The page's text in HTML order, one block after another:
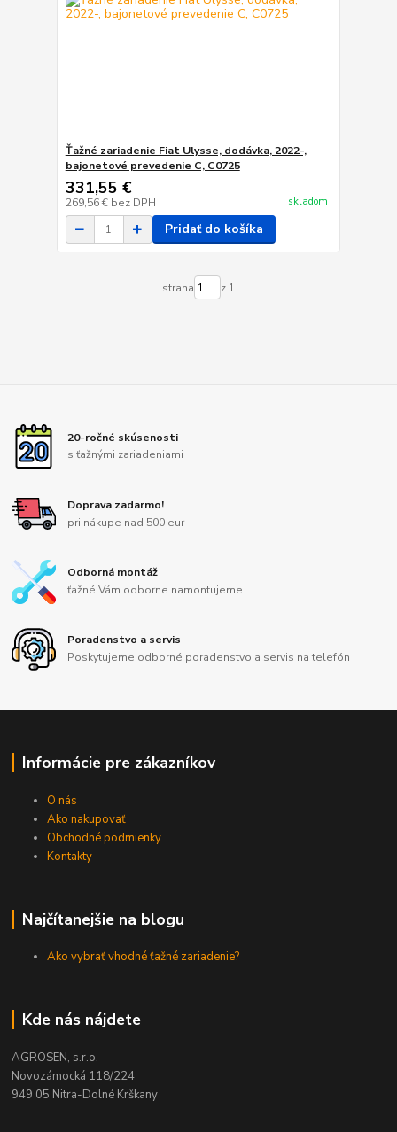
Ťažné zariadenie Fiat Ulysse, dodávka, 2022-,
bajonetové prevedenie C, C0725
331,55 €
269,56 € bez DPH skladom
Pridať do košíka
strana z 1
20-ročné skúsenosti
s ťažnými zariadeniami
Doprava zadarmo!
pri nákupe nad 500 eur
Odborná montáž
ťažné Vám odborne namontujeme
Poradenstvo a servis
Poskytujeme odborné poradenstvo a servis na telefón
Informácie pre zákazníkov
O nás
Ako nakupovať
Obchodné podmienky
Kontakty
Najčítanejšie na blogu
Ako vybrať vhodné ťažné zariadenie?
Kde nás nájdete
AGROSEN, s.r.o.
Novozámocká 118/224
949 05 Nitra-Dolné Krškany